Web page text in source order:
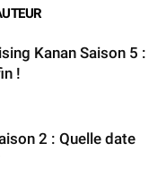
Kanan Saison 5 :
!
2 : Quelle date